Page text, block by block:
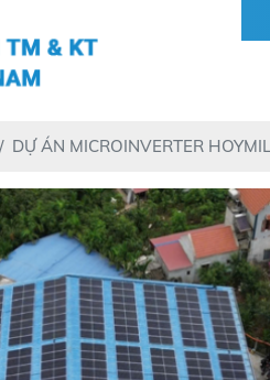
DỰ ÁN MICROINVERTER